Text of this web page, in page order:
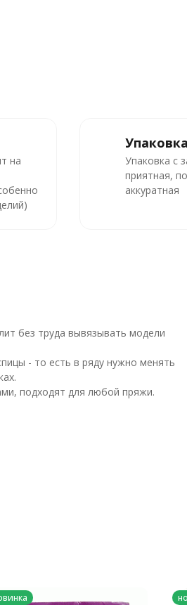
на
Упаковка с
приятная,
аккуратная
без труда вывязывать модели
- то есть в ряду нужно менять
подходят для любой пряжи.